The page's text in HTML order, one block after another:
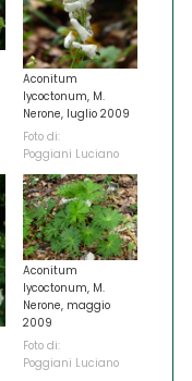
Aconitum
lycoctonum, M.
Nerone, luglio 2009
Foto di:
Poggiani Luciano
Aconitum
lycoctonum, M.
Nerone, maggio
2009
Foto di:
Poggiani Luciano